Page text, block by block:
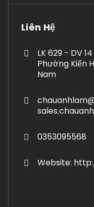
Liên Hệ
LK 629 - DV
Phường Kiến
Nam
0353095568
Website: